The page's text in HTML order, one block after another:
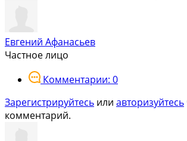
Евгений Афанасьев
Частное лицо
Комментарии: 0
Зарегистрируйтесь или авторизуйтесь
комментарий.